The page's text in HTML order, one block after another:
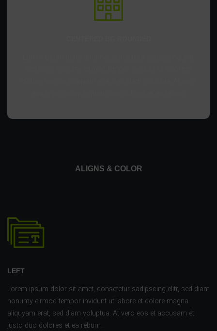
ALIGNS & COLOR
LEFT
Lorem ipsum dolor sit amet, consetetur sadipscing elitr, sed diam
nonumy eirmod tempor invidunt ut labore et dolore magna
aliquyam erat, sed diam voluptua. At vero eos et accusam et
justo duo dolores et ea rebum.